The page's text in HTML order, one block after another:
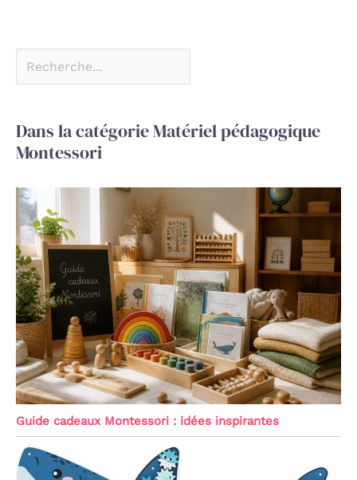
Dans la catégorie Matériel pédagogique
Montessori
Guide cadeaux Montessori : idées inspirantes